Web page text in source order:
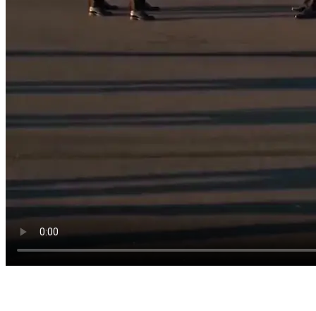
Click to unmute
N'oublie pas de